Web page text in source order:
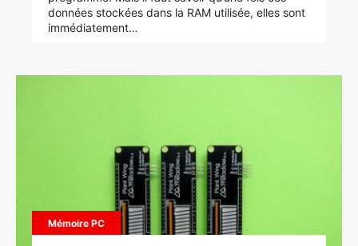
données stockées dans la RAM utilisée, elles sont
immédiatement…
Mémoire PC